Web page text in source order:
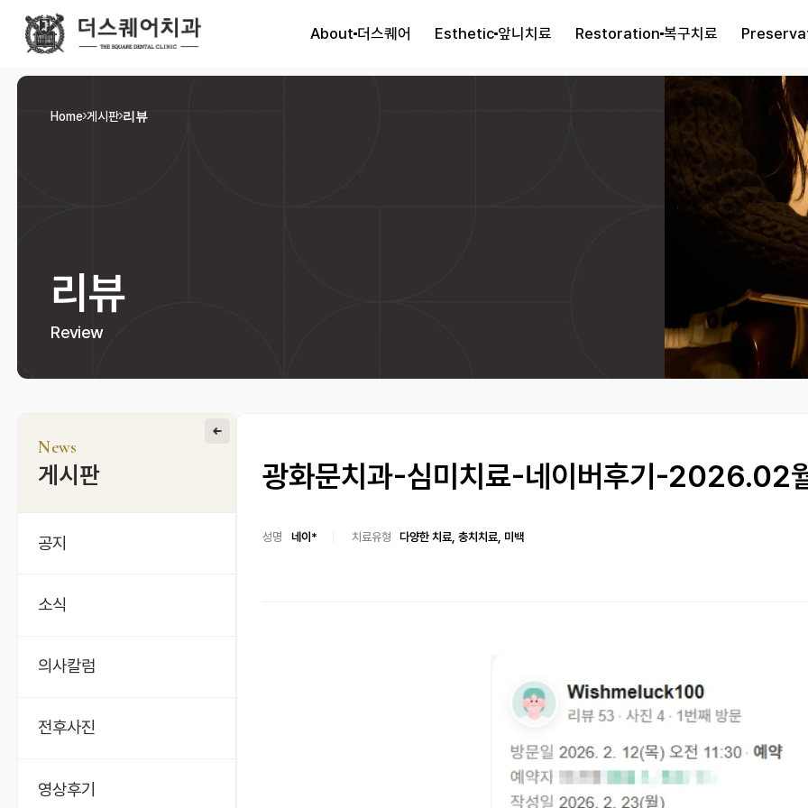
About더스퀘어 Esthetic앞니치료 Restoration 복구치료
Home 게시판 리뷰
리뷰
Review
News
게시판
공지
소식
의사칼럼
전후사진
영상후기
광화문치과-심미치료-네이버후기-2026.02
성명 네이* 치료유형 다양한 치료, 충치치료, 미백